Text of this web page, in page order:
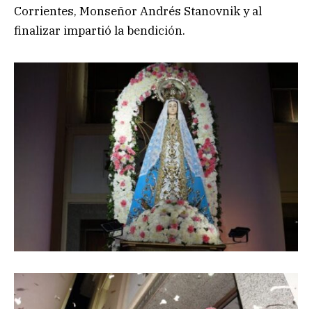
Corrientes, Monseñor Andrés Stanovnik y al
finalizar impartió la bendición.